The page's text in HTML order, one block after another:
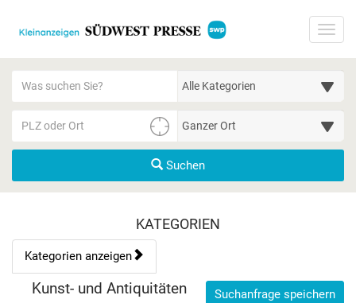
Suchen
Kategorien & Anzeigen
KATEGORIEN
Kategorien anzeigen
Bedienhinweis: Navigieren Sie mit Tab (Shift+Tab zurück).
Rubrik:
Kunst- und Antiquitäten
Suchanfrage speichern